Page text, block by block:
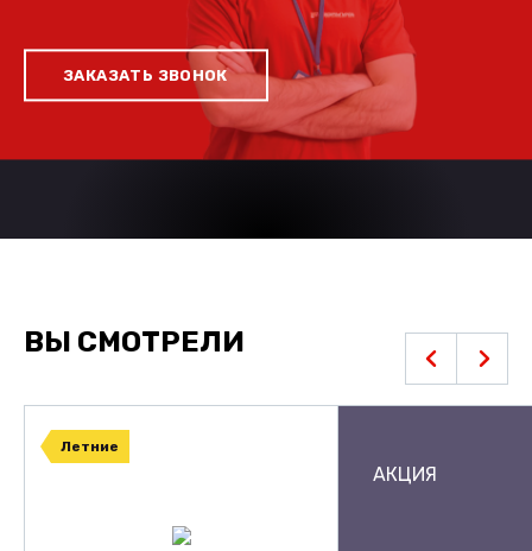
ЗАКАЗАТЬ ЗВОНОК
ВЫ СМОТРЕЛИ
Летние
АКЦИЯ